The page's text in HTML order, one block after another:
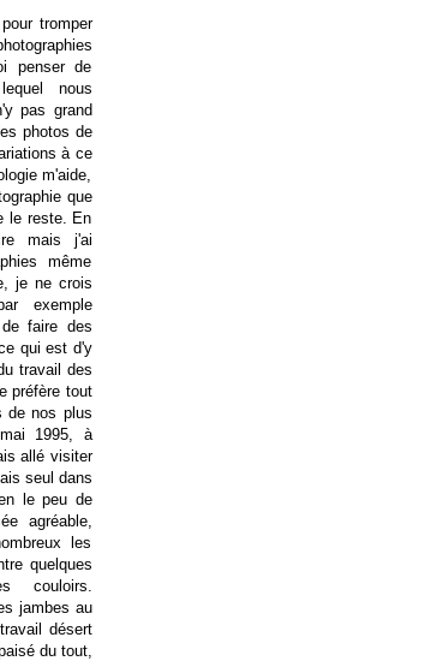
tromper
penser de
nous
pas grand
photos de
à ce
m'aide,
que
le reste. En
mais j'ai
même
je ne crois
exemple
faire des
qui est d'y
travail des
préfère tout
de nos plus
1995, à
allé visiter
seul dans
le peu de
agréable,
les
quelques
couloirs.
jambes au
désert
du tout,